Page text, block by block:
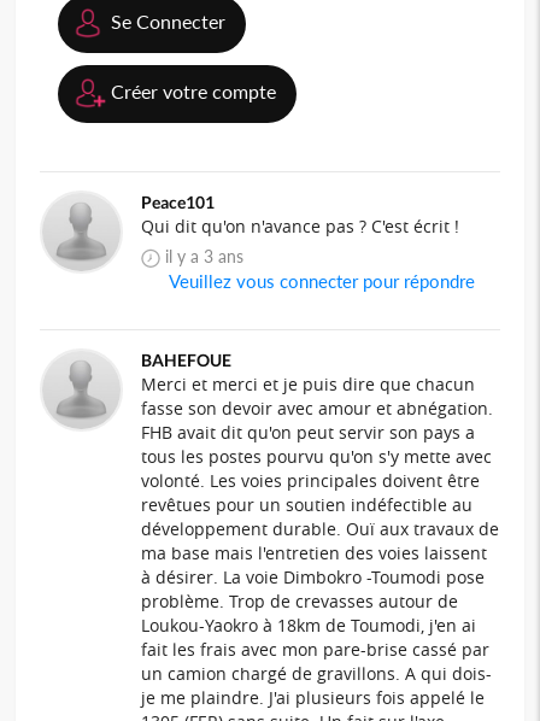
Se Connecter
Créer votre compte
Peace101
Qui dit qu'on n'avance pas ? C'est écrit !
il y a 3 ans
Veuillez vous connecter pour répondre
BAHEFOUE
Merci et merci et je puis dire que chacun
fasse son devoir avec amour et abnégation.
FHB avait dit qu'on peut servir son pays a
tous les postes pourvu qu'on s'y mette avec
volonté. Les voies principales doivent être
revêtues pour un soutien indéfectible au
développement durable. Ouï aux travaux de
ma base mais l'entretien des voies laissent
à désirer. La voie Dimbokro -Toumodi pose
problème. Trop de crevasses autour de
Loukou-Yaokro à 18km de Toumodi, j'en ai
fait les frais avec mon pare-brise cassé par
un camion chargé de gravillons. A qui dois-
je me plaindre. J'ai plusieurs fois appelé le